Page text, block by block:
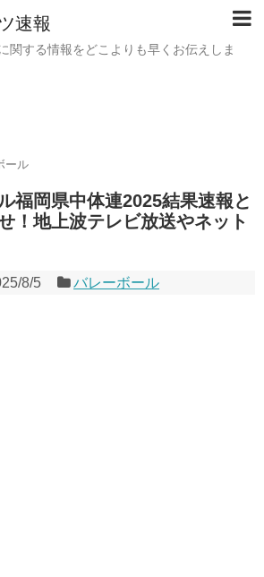
速報
関する情報をどこよりも早くお伝えしま
ール
福岡県中体連2025結果速報と
！地上波テレビ放送やネット
8/5 バレーボール